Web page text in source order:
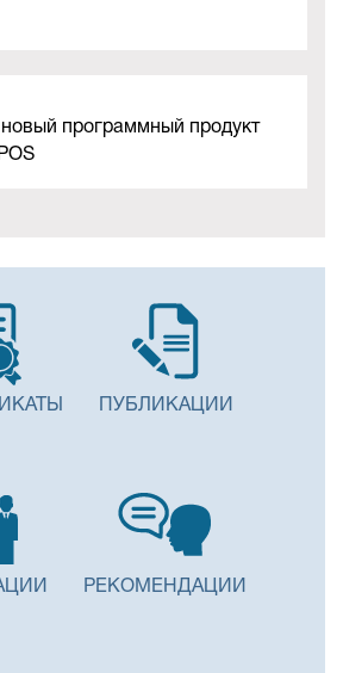
программный продукт
ПУБЛИКАЦИИ
РЕКОМЕНДАЦИИ